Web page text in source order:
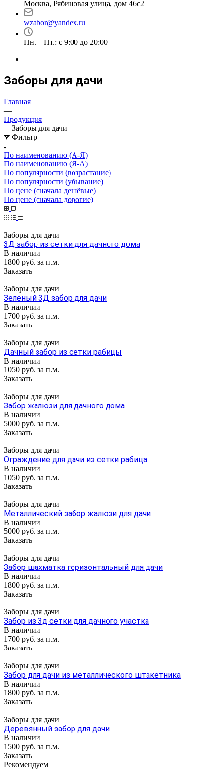
Москва, Рябиновая улица, дом 46с2
wzabor@yandex.ru
Пн. – Пт.: с 9:00 до 20:00
Заборы для дачи
Главная
—
Продукция
—Заборы для дачи
Фильтр
По наименованию (А-Я)
По наименованию (Я-А)
По популярности (возрастание)
По популярности (убывание)
По цене (сначала дешёвые)
По цене (сначала дорогие)
Заборы для дачи
3Д забор из сетки для дачного дома
В наличии
1800 руб. за п.м.
Заказать
Заборы для дачи
Зелёный 3Д забор для дачи
В наличии
1700 руб. за п.м.
Заказать
Заборы для дачи
Дачный забор из сетки рабицы
В наличии
1050 руб. за п.м.
Заказать
Заборы для дачи
Забор жалюзи для дачного дома
В наличии
5000 руб. за п.м.
Заказать
Заборы для дачи
Ограждение для дачи из сетки рабица
В наличии
1050 руб. за п.м.
Заказать
Заборы для дачи
Металлический забор жалюзи для дачи
В наличии
5000 руб. за п.м.
Заказать
Заборы для дачи
Забор шахматка горизонтальный для дачи
В наличии
1800 руб. за п.м.
Заказать
Заборы для дачи
Забор из 3д сетки для дачного участка
В наличии
1700 руб. за п.м.
Заказать
Заборы для дачи
Забор для дачи из металлического штакетника
В наличии
1800 руб. за п.м.
Заказать
Заборы для дачи
Деревянный забор для дачи
В наличии
1500 руб. за п.м.
Заказать
Рекомендуем